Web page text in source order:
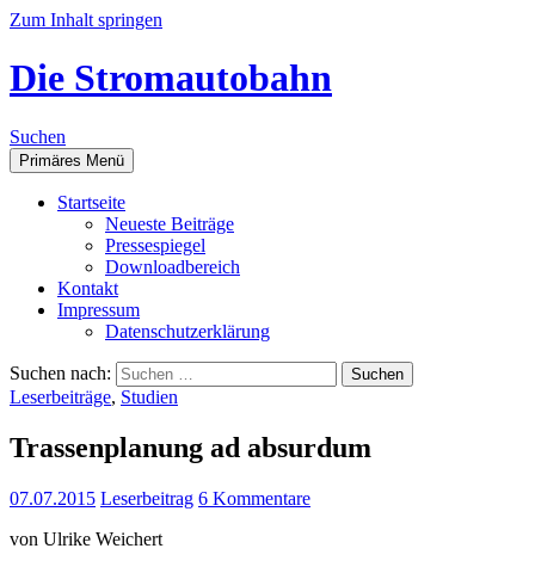
Zum Inhalt springen
Die Stromautobahn
Suchen
Primäres Menü
Start­sei­te
Neu­es­te Beiträge
Pres­se­spie­gel
Down­load­be­reich
Kon­takt
Impres­sum
Daten­schutz­er­klä­rung
Suchen nach:
Leserbeiträge, Studien
Tras­sen­pla­nung ad absurdum
07.07.2015 Leserbeitrag 6 Kommentare
von Ulri­ke Weichert